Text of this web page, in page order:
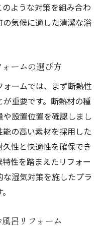
ような対策を組み合わ
気候に適した清潔な浴
ームの選び方
ームでは、まず断熱性
重要です。断熱材の種
設置位置を確認しまし
の高い素材を採用した
性と快適性を確保でき
性を踏まえたリフォー
湿気対策を施したプラ
呂リフォーム